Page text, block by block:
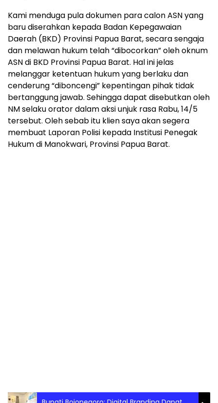
Kami menduga pula dokumen para calon ASN yang
baru diserahkan kepada Badan Kepegawaian
Daerah (BKD) Provinsi Papua Barat, secara sengaja
dan melawan hukum telah “dibocorkan” oleh oknum
ASN di BKD Provinsi Papua Barat. Hal ini jelas
melanggar ketentuan hukum yang berlaku dan
cenderung “diboncengi” kepentingan pihak tidak
bertanggung jawab. Sehingga dapat disebutkan oleh
NM selaku orator dalam aksi unjuk rasa Rabu, 14/5
tersebut. Oleh sebab itu klien saya akan segera
membuat Laporan Polisi kepada Institusi Penegak
Hukum di Manokwari, Provinsi Papua Barat.